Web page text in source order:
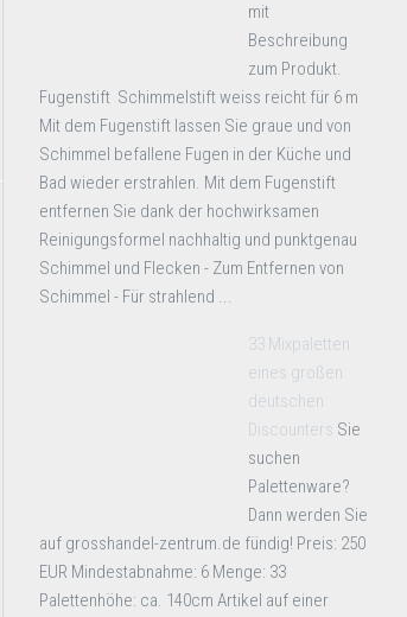
mit
Beschreibung
zum Produkt.
Fugenstift Schimmelstift weiss reicht für 6 m
Mit dem Fugenstift lassen Sie graue und von
Schimmel befallene Fugen in der Küche und
Bad wieder erstrahlen. Mit dem Fugenstift
entfernen Sie dank der hochwirksamen
Reinigungsformel nachhaltig und punktgenau
Schimmel und Flecken - Zum Entfernen von
Schimmel - Für strahlend ...
33 Mixpaletten
eines großen
deutschen
Discounters Sie
suchen
Palettenware?
Dann werden Sie
auf grosshandel-zentrum.de fündig! Preis: 250
EUR Mindestabnahme: 6 Menge: 33
Palettenhöhe: ca. 140cm Artikel auf einer